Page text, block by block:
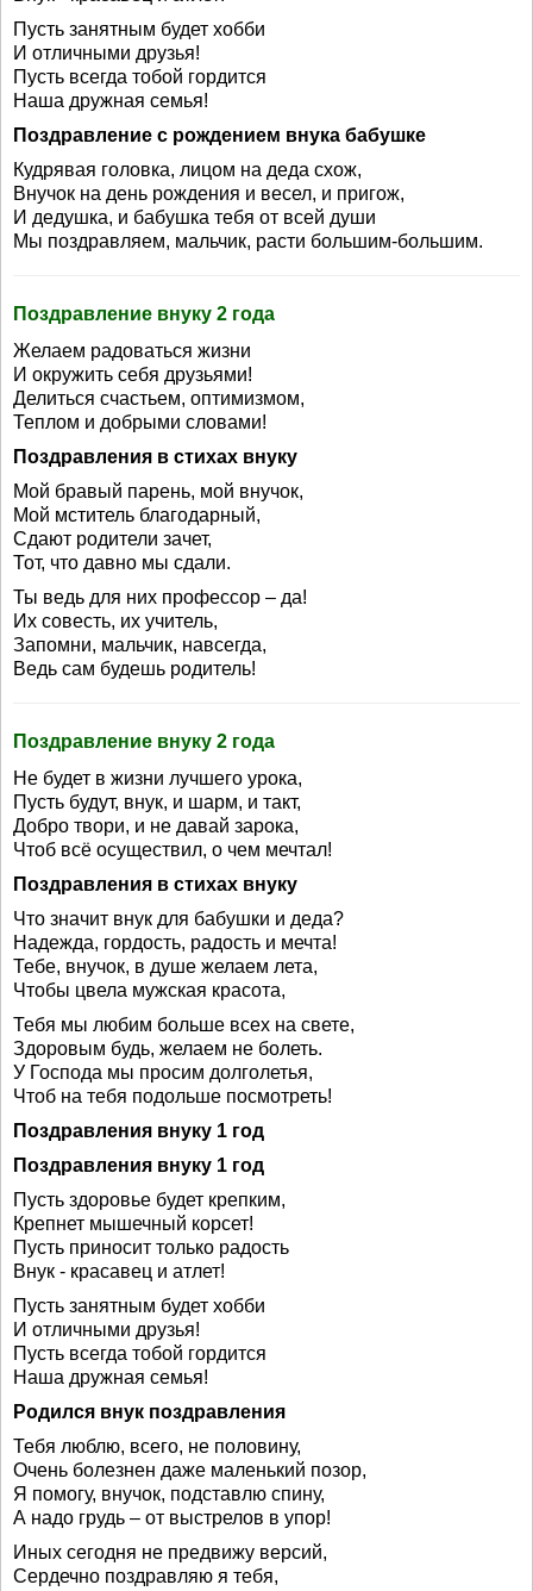
Пусть занятным будет хобби
И отличными друзья!
Пусть всегда тобой гордится
Наша дружная семья!
Поздравление с рождением внука бабушке
Кудрявая головка, лицом на деда схож,
Внучок на день рождения и весел, и пригож,
И дедушка, и бабушка тебя от всей души
Мы поздравляем, мальчик, расти большим-большим.
Поздравление внуку 2 года
Желаем радоваться жизни
И окружить себя друзьями!
Делиться счастьем, оптимизмом,
Теплом и добрыми словами!
Поздравления в стихах внуку
Мой бравый парень, мой внучок,
Мой мститель благодарный,
Сдают родители зачет,
Тот, что давно мы сдали.
Ты ведь для них профессор – да!
Их совесть, их учитель,
Запомни, мальчик, навсегда,
Ведь сам будешь родитель!
Поздравление внуку 2 года
Не будет в жизни лучшего урока,
Пусть будут, внук, и шарм, и такт,
Добро твори, и не давай зарока,
Чтоб всё осуществил, о чем мечтал!
Поздравления в стихах внуку
Что значит внук для бабушки и деда?
Надежда, гордость, радость и мечта!
Тебе, внучок, в душе желаем лета,
Чтобы цвела мужская красота,
Тебя мы любим больше всех на свете,
Здоровым будь, желаем не болеть.
У Господа мы просим долголетья,
Чтоб на тебя подольше посмотреть!
Поздравления внуку 1 год
Поздравления внуку 1 год
Пусть здоровье будет крепким,
Крепнет мышечный корсет!
Пусть приносит только радость
Внук - красавец и атлет!
Пусть занятным будет хобби
И отличными друзья!
Пусть всегда тобой гордится
Наша дружная семья!
Родился внук поздравления
Тебя люблю, всего, не половину,
Очень болезнен даже маленький позор,
Я помогу, внучок, подставлю спину,
А надо грудь – от выстрелов в упор!
Иных сегодня не предвижу версий,
Сердечно поздравляю я тебя,